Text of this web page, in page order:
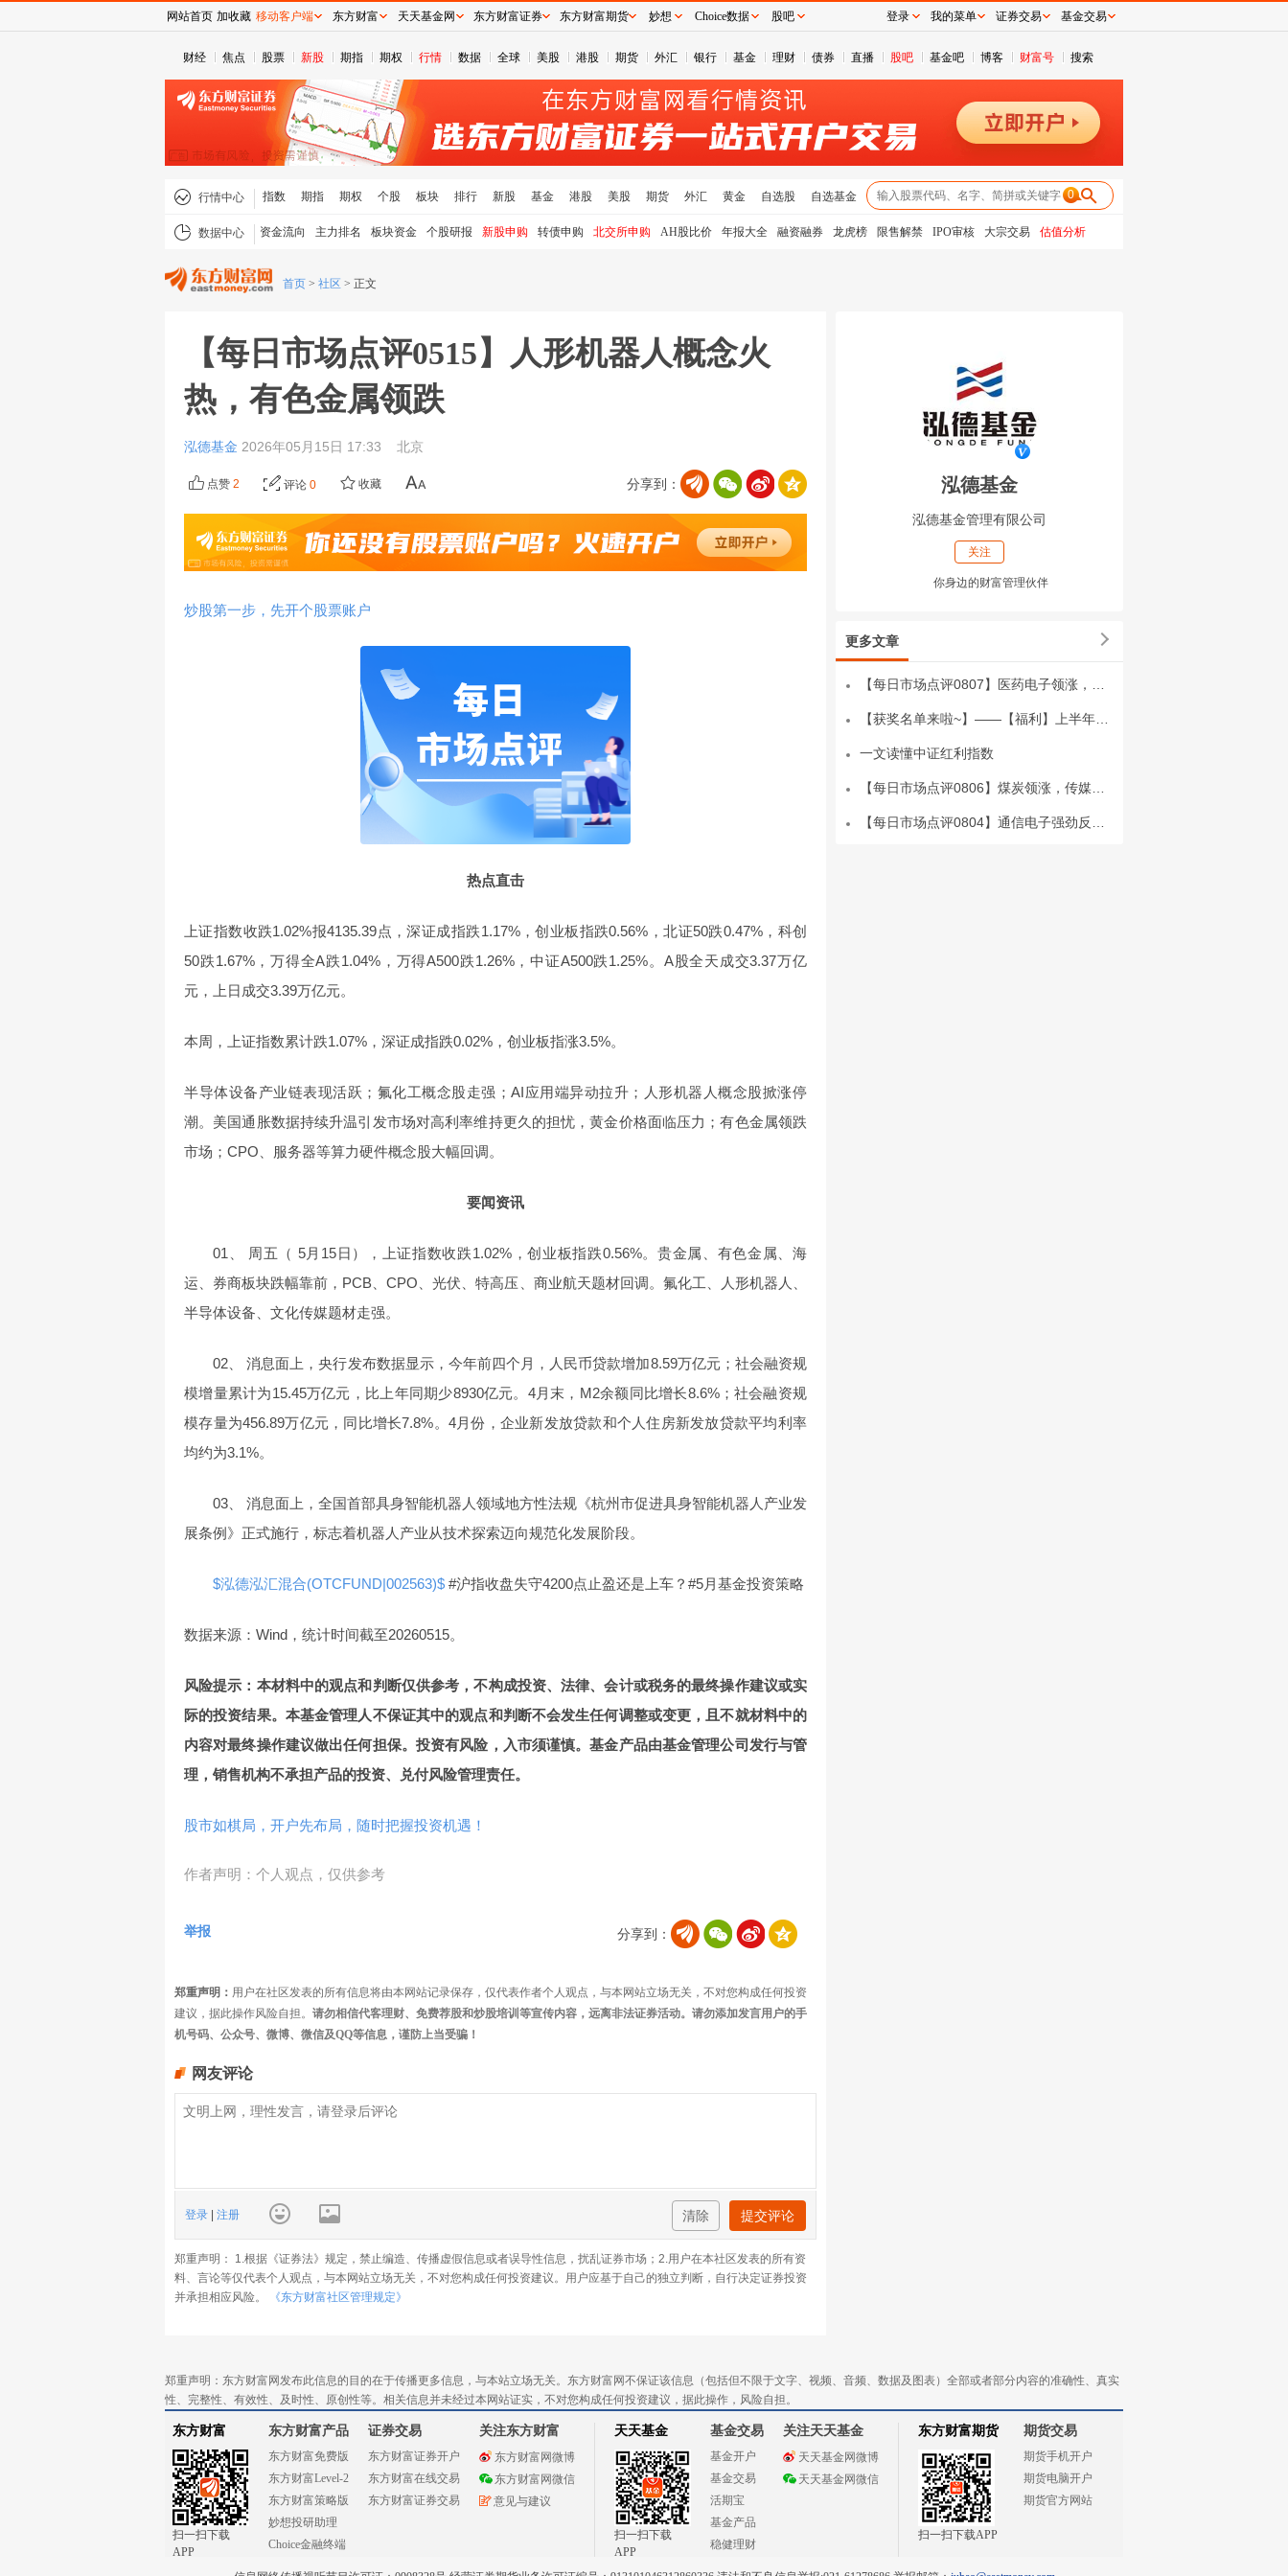
财经 焦点 股票 新股 期指 期权 行情 数据 全球 美股 港股 期货 外汇 银行 基金 理财 债券 直播 股吧 基金吧 博客 财富号 搜索
行情中心 指数 期指 期权 个股 板块 排行 新股 基金 港股 美股 期货 外汇 黄金 自选股 自选基金 0
数据中心 资金流向 主力排名 板块资金 个股研报 新股申购 转债申购 北交所申购 AH股比价 年报大全 融资融券 龙虎榜 限售解禁 IPO审核 大宗交易 估值分析
首页 > 社区 > 正文
【每日市场点评0515】人形机器人概念火
热，有色金属领跌
泓德基金 2026年05月15日 17:33 北京
分享到：
点赞 2 评论 0 收藏
炒股第一步，先开个股票账户
热点直击
上证指数收跌1.02%报4135.39点，深证成指跌1.17%，创业板指跌0.56%，北证50跌0.47%，科创
50跌1.67%，万得全A跌1.04%，万得A500跌1.26%，中证A500跌1.25%。A股全天成交3.37万亿
元，上日成交3.39万亿元。
本周，上证指数累计跌1.07%，深证成指跌0.02%，创业板指涨3.5%。
半导体设备产业链表现活跃；氟化工概念股走强；AI应用端异动拉升；人形机器人概念股掀涨停
潮。美国通胀数据持续升温引发市场对高利率维持更久的担忧，黄金价格面临压力；有色金属领跌
市场；CPO、服务器等算力硬件概念股大幅回调。
要闻资讯
01、 周五（ 5月15日），上证指数收跌1.02%，创业板指跌0.56%。贵金属、有色金属、海
运、券商板块跌幅靠前，PCB、CPO、光伏、特高压、商业航天题材回调。氟化工、人形机器人、
半导体设备、文化传媒题材走强。
02、 消息面上，央行发布数据显示，今年前四个月，人民币贷款增加8.59万亿元；社会融资规
模增量累计为15.45万亿元，比上年同期少8930亿元。4月末，M2余额同比增长8.6%；社会融资规
模存量为456.89万亿元，同比增长7.8%。4月份，企业新发放贷款和个人住房新发放贷款平均利率
均约为3.1%。
03、 消息面上，全国首部具身智能机器人领域地方性法规《杭州市促进具身智能机器人产业发
展条例》正式施行，标志着机器人产业从技术探索迈向规范化发展阶段。
$泓德泓汇混合(OTCFUND|002563)$ #沪指收盘失守4200点止盈还是上车？#5月基金投资策略
数据来源：Wind，统计时间截至20260515。
风险提示：本材料中的观点和判断仅供参考，不构成投资、法律、会计或税务的最终操作建议或实
际的投资结果。本基金管理人不保证其中的观点和判断不会发生任何调整或变更，且不就材料中的
内容对最终操作建议做出任何担保。投资有风险，入市须谨慎。基金产品由基金管理公司发行与管
理，销售机构不承担产品的投资、兑付风险管理责任。
股市如棋局，开户先布局，随时把握投资机遇！
作者声明：个人观点，仅供参考
分享到：
举报
郑重声明： 用户在社区发表的所有信息将由本网站记录保存，仅代表作者个人观点，与本网站立场无关，不对您构成任何投资
建议，据此操作风险自担。 请勿相信代客理财、免费荐股和炒股培训等宣传内容，远离非法证券活动。请勿添加发言用户的手
机号码、公众号、微博、微信及QQ等信息，谨防上当受骗！
网友评论
登录 注册 清除 提交评论
郑重声明： 1.根据《证券法》规定，禁止编造、传播虚假信息或者误导性信息，扰乱证券市场；2.用户在本社区发表的所有资
料、言论等仅代表个人观点，与本网站立场无关，不对您构成任何投资建议。用户应基于自己的独立判断，自行决定证券投资
并承担相应风险。
《东方财富社区管理规定》
泓德基金
泓德基金管理有限公司
关注
你身边的财富管理伙伴
更多文章
一文读懂中证红利指数
郑重声明：东方财富网发布此信息的目的在于传播更多信息，与本站立场无关。东方财富网不保证该信息（包括但不限于文字、视频、音频、数据及图表）全部或者部分内容的准确性、真实
性、完整性、有效性、及时性、原创性等。相关信息并未经过本网站证实，不对您构成任何投资建议，据此操作，风险自担。
东方财富
扫一扫下载
APP
东方财富产品
东方财富免费版
东方财富Level-2
东方财富策略版
妙想投研助理
Choice金融终端
证券交易
东方财富证券开户
东方财富在线交易
东方财富证券交易
关注东方财富
东方财富网微博
东方财富网微信
意见与建议
天天基金
扫一扫下载
APP
基金交易
基金开户
基金交易
活期宝
基金产品
稳健理财
关注天天基金
天天基金网微博
天天基金网微信
东方财富期货
扫一扫下载APP
期货交易
期货手机开户
期货电脑开户
期货官方网站
网站首页 加收藏 移动客户端 东方财富 天天基金网 东方财富证券 东方财富期货 妙想 Choice数据 股吧 登录 我的菜单 证券交易 基金交易